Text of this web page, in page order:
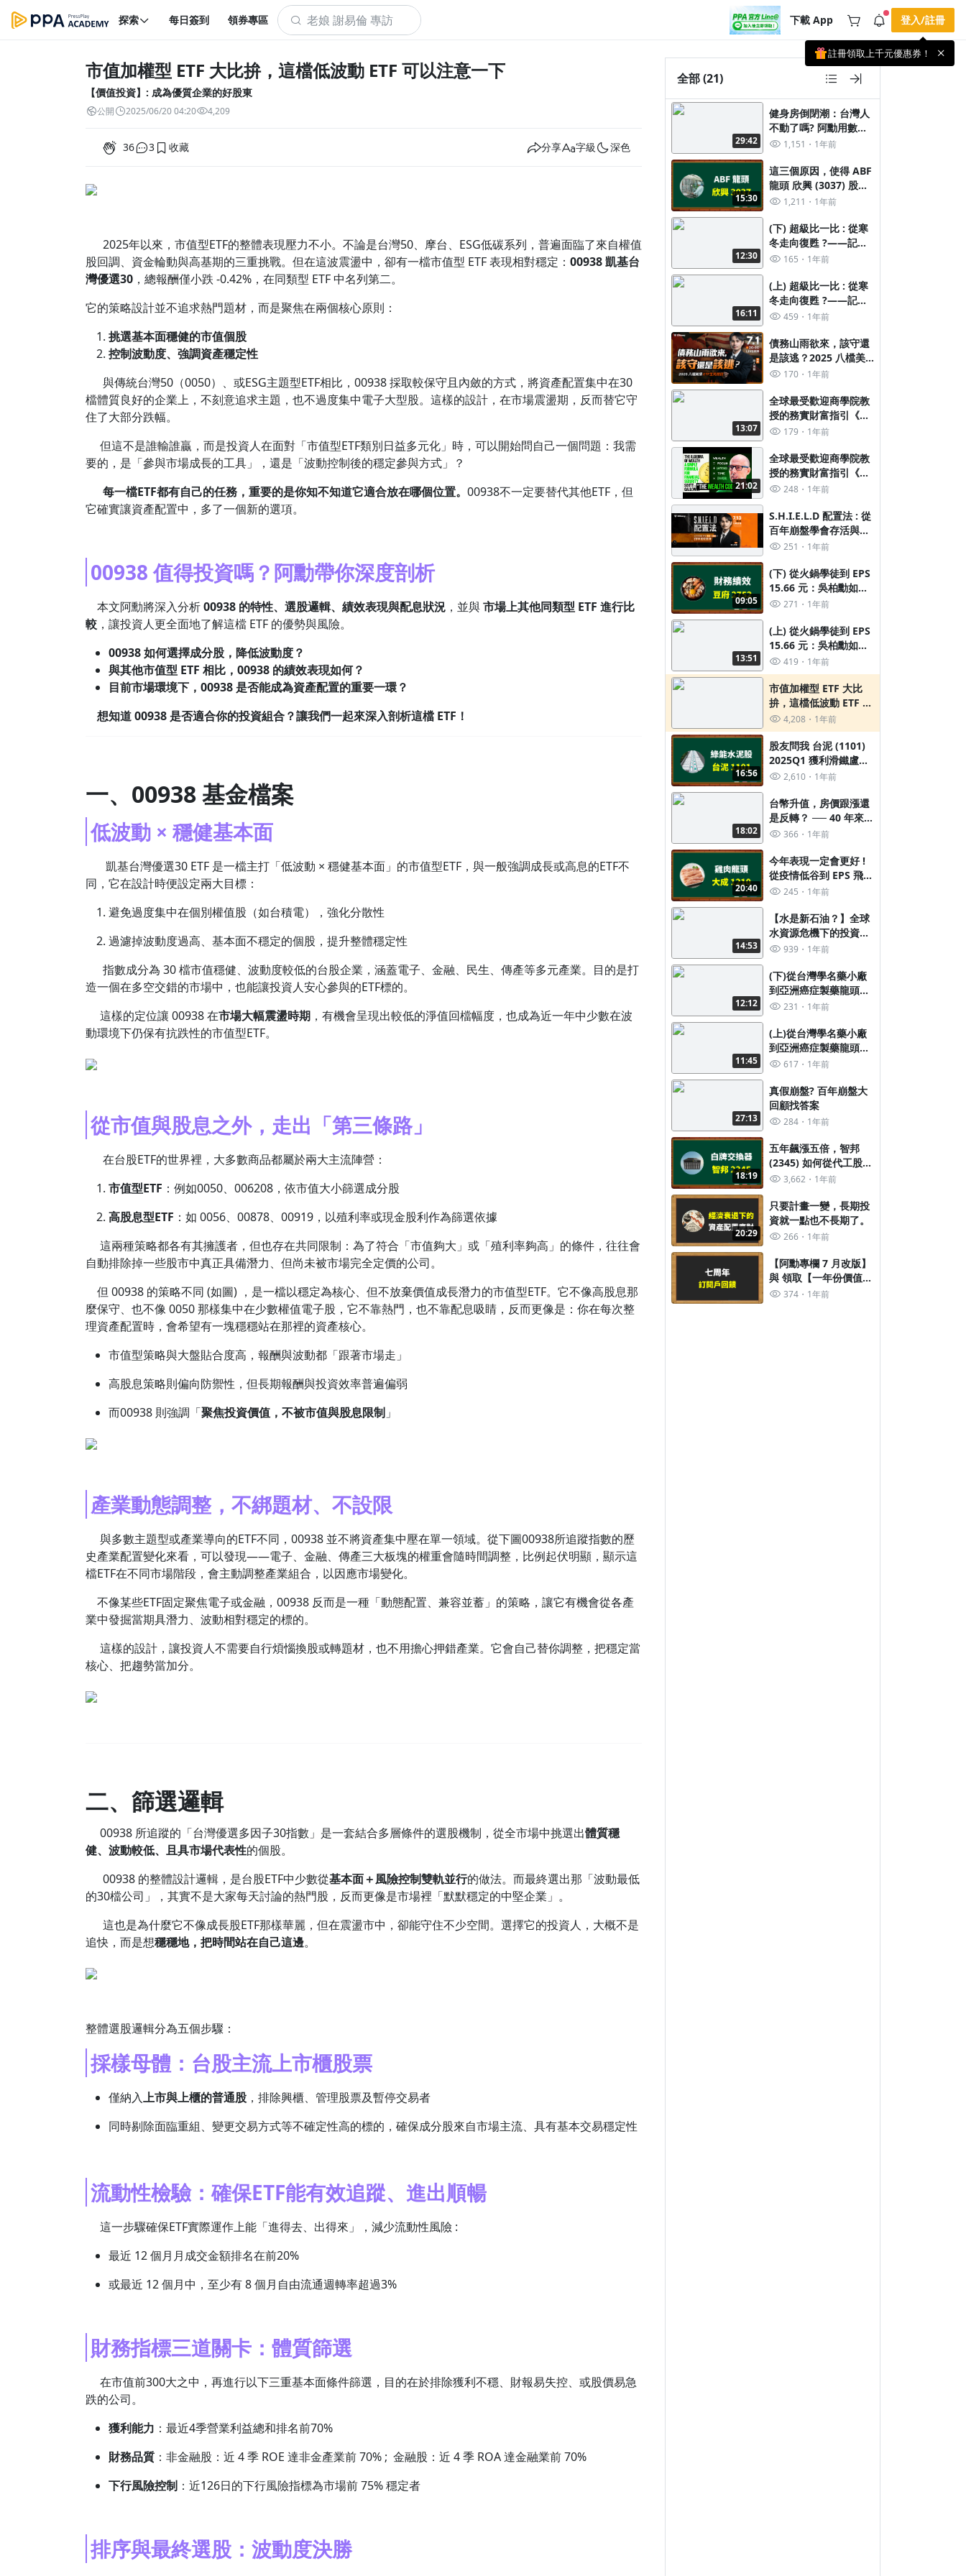
探索 每日簽到 領券專區 下載 App
下載 APP 領取獎勵，隨時吸收新知識
公告
期間快閃活動
🥵 酷暑限時快閃｜單筆滿 NT$2,500 現
折 NT$300、再贈最高 2% 點數回饋！
🚀 酷暑來襲．偷偷在冷氣房升級 📈
⭐️ 【冷氣房進修 限時開跑】◾單筆滿
NT$2,500 現折 NT$300◾活動期間：即
日起 - 8/13（只有一週）-📣 酷暑季好康
\ 再加碼 /→ 點數回饋無上限🔥購買任一
課程 or 訂閱✅ 消費即享回饋 1% 點數
✅ 滿 $5,000 回饋 2% 點數🎁 此為 PPA
官方帳號 Line@ 專屬活動，加入好友👉
享有「渠道專屬活動」及「個人化推
查看全部
登入/註冊
註冊領取上千元優惠券！
市值加權型 ETF 大比拚，這檔低波動 ETF 可以注意一下
【價值投資】: 成為優質企業的好股東
公開 2025/06/20 04:20 4,209
36 3 收藏 分享 字級 深色
2025年以來，市值型ETF的整體表現壓力不小。不論是台灣50、摩台、ESG低碳系列，普遍面臨了來自權值
股回調、資金輪動與高基期的三重挑戰。但在這波震盪中，卻有一檔市值型 ETF 表現相對穩定： 00938凱基台
灣優選30 ，總報酬僅小跌 -0.42%，在同類型 ETF 中名列第二。
它的策略設計並不追求熱門題材，而是聚焦在兩個核心原則：
挑選基本面穩健的市值個股
控制波動度、強調資產穩定性
與傳統台灣50（0050）、或ESG主題型ETF相比，00938 採取較保守且內斂的方式，將資產配置集中在30
檔體質良好的企業上，不刻意追求主題，也不過度集中電子大型股。這樣的設計，在市場震盪期，反而替它守
住了大部分跌幅。
但這不是誰輸誰贏，而是投資人在面對「市值型ETF類別日益多元化」時，可以開始問自己一個問題：我需
要的，是「參與市場成長的工具」，還是「波動控制後的穩定參與方式」？
每一檔ETF都有自己的任務，重要的是你知不知道它適合放在哪個位置。 00938不一定要替代其他ETF，但
它確實讓資產配置中，多了一個新的選項。
00938 值得投資嗎？阿勳帶你深度剖析
本文阿勳將深入分析00938 的特性、選股邏輯、績效表現與配息狀況 ，並與市場上其他同類型 ETF 進行比
較 ，讓投資人更全面地了解這檔 ETF 的優勢與風險。
00938 如何選擇成分股，降低波動度？
與其他市值型 ETF 相比，00938 的績效表現如何？
目前市場環境下，00938 是否能成為資產配置的重要一環？
想知道 00938 是否適合你的投資組合？讓我們一起來深入剖析這檔 ETF！
一、00938 基金檔案
低波動 × 穩健基本面
凱基台灣優選30 ETF 是一檔主打「低波動 × 穩健基本面」的市值型ETF，與一般強調成長或高息的ETF不
同，它在設計時便設定兩大目標：
避免過度集中在個別權值股（如台積電），強化分散性
過濾掉波動度過高、基本面不穩定的個股，提升整體穩定性
指數成分為 30 檔市值穩健、波動度較低的台股企業，涵蓋電子、金融、民生、傳產等多元產業。目的是打
造一個在多空交錯的市場中，也能讓投資人安心參與的ETF標的。
這樣的定位讓 00938 在市場大幅震盪時期 ，有機會呈現出較低的淨值回檔幅度，也成為近一年中少數在波
動環境下仍保有抗跌性的市值型ETF。
從市值與股息之外，走出「第三條路」
在台股ETF的世界裡，大多數商品都屬於兩大主流陣營：
市值型ETF ：例如0050、006208，依市值大小篩選成分股
高股息型ETF ：如 0056、00878、00919，以殖利率或現金股利作為篩選依據
這兩種策略都各有其擁護者，但也存在共同限制：為了符合「市值夠大」或「殖利率夠高」的條件，往往會
自動排除掉一些股市中真正具備潛力、但尚未被市場完全定價的公司。
但 00938 的策略不同 (如圖) ，是一檔以穩定為核心、但不放棄價值成長潛力的市值型ETF。它不像高股息那
麼保守、也不像 0050 那樣集中在少數權值電子股，它不靠熱門，也不靠配息吸睛，反而更像是：你在每次整
理資產配置時，會希望有一塊穩穩站在那裡的資產核心。
市值型策略與大盤貼合度高，報酬與波動都「跟著市場走」
高股息策略則偏向防禦性，但長期報酬與投資效率普遍偏弱
而00938 則強調「聚焦投資價值，不被市值與股息限制 」
產業動態調整，不綁題材、不設限
與多數主題型或產業導向的ETF不同，00938 並不將資產集中壓在單一領域。從下圖00938所追蹤指數的歷
史產業配置變化來看，可以發現——電子、金融、傳產三大板塊的權重會隨時間調整，比例起伏明顯，顯示這
檔ETF在不同市場階段，會主動調整產業組合，以因應市場變化。
不像某些ETF固定聚焦電子或金融，00938 反而是一種「動態配置、兼容並蓄」的策略，讓它有機會從各產
業中發掘當期具潛力、波動相對穩定的標的。
這樣的設計，讓投資人不需要自行煩惱換股或轉題材，也不用擔心押錯產業。它會自己替你調整，把穩定當
核心、把趨勢當加分。
二、篩選邏輯
00938 所追蹤的「台灣優選多因子30指數」是一套結合多層條件的選股機制，從全市場中挑選出體質穩
健、波動較低、且具市場代表性的個股。
00938 的整體設計邏輯，是台股ETF中少數從基本面＋風險控制雙軌並行的做法。而最終選出那「波動最低
的30檔公司」，其實不是大家每天討論的熱門股，反而更像是市場裡「默默穩定的中堅企業」。
這也是為什麼它不像成長股ETF那樣華麗，但在震盪市中，卻能守住不少空間。選擇它的投資人，大概不是
追快，而是想穩穩地，把時間站在自己這邊。
整體選股邏輯分為五個步驟：
採樣母體：台股主流上市櫃股票
僅納入上市與上櫃的普通股 ，排除興櫃、管理股票及暫停交易者
同時剔除面臨重組、變更交易方式等不確定性高的標的，確保成分股來自市場主流、具有基本交易穩定性
流動性檢驗：確保ETF能有效追蹤、進出順暢
這一步驟確保ETF實際運作上能「進得去、出得來」，減少流動性風險 :
最近 12 個月月成交金額排名在前20%
或最近 12 個月中，至少有 8 個月自由流通週轉率超過3%
財務指標三道關卡：體質篩選
在市值前300大之中，再進行以下三重基本面條件篩選，目的在於排除獲利不穩、財報易失控、或股價易急
跌的公司。
獲利能力 ：最近4季營業利益總和排名前70%
財務品質 ：非金融股：近 4 季 ROE 達非金產業前 70% ; 金融股：近 4 季 ROA 達金融業前 70%
下行風險控制 ：近126日的下行風險指標為市場前 75% 穩定者
排序與最終選股：波動度決勝
全部(21)
29:42
健身房倒閉潮：台灣人
不動了嗎? 阿勳用數據
揭露真相 !!
1,151 1年前
15:30
這三個原因，使得 ABF
龍頭 欣興 (3037) 股價
表現低迷 !! 但轉機在這
1,211 1年前
12:30
(下) 超級比一比 : 從寒
冬走向復甦 ?——記憶
體三雄的轉機與挑戰
165 1年前
16:11
(上) 超級比一比 : 從寒
冬走向復甦 ?——記憶
體三雄的轉機與挑戰
459 1年前
債務山雨欲來，該守還
是該逃？2025 八檔美
債ETF生死檢討 → 免費
170 1年前
13:07
全球最受歡迎商學院教
授的務實財富指引《蓋
洛威教授的人生財富
179 1年前
21:02
全球最受歡迎商學院教
授的務實財富指引《蓋
洛威教授的人生財富
248 1年前
S.H.I.E.L.D 配置法 : 從
百年崩盤學會存活與翻
身的 ETF 資產配置課
251 1年前
09:05
(下) 從火鍋學徒到 EPS
15.66 元：吳柏勳如何
打造豆府 (2752) 這檔
271 1年前
13:51
(上) 從火鍋學徒到 EPS
15.66 元：吳柏勳如何
打造豆府 (2752) 這檔
五年翻倍的餐飲股？
419 1年前
市值加權型 ETF 大比
拚，這檔低波動 ETF 可
以注意一下
4,208 1年前
16:56
股友問我 台泥 (1101)
2025Q1 獲利滑鐵盧，
股價又出現 2 字頭，到
2,610 1年前
18:02
台幣升值，房價跟漲還
是反轉？ ── 40 年來的
匯率循環與房地產真相
366 1年前
20:40
今年表現一定會更好 !
從疫情低谷到 EPS 飛
躍，避開關稅大砲、享
(1210) 的轉型再估值
245 1年前
14:53
【水是新石油？】全球
水資源危機下的投資機
會：這四檔台灣水資源
939 1年前
12:12
(下)從台灣學名藥小廠
到亞洲癌症製藥龍頭的
蛻變史——美時 (1795)
藥物與學名藥市場潛力
巨大
231 1年前
11:45
(上)從台灣學名藥小廠
到亞洲癌症製藥龍頭的
蛻變史——美時 (1795)
藥物與學名藥市場潛力
巨大
617 1年前
27:13
真假崩盤? 百年崩盤大
回顧找答案
284 1年前
18:19
五年飆漲五倍，智邦
(2345) 如何從代工股變
成 AI 網通巨擘？看懂
險
3,662 1年前
20:29
只要計畫一變，長期投
資就一點也不長期了。󠀠
266 1年前
【阿勳專欄 7 月改版】
與 領取【一年份價值檢
視系統序號】回饋
374 1年前